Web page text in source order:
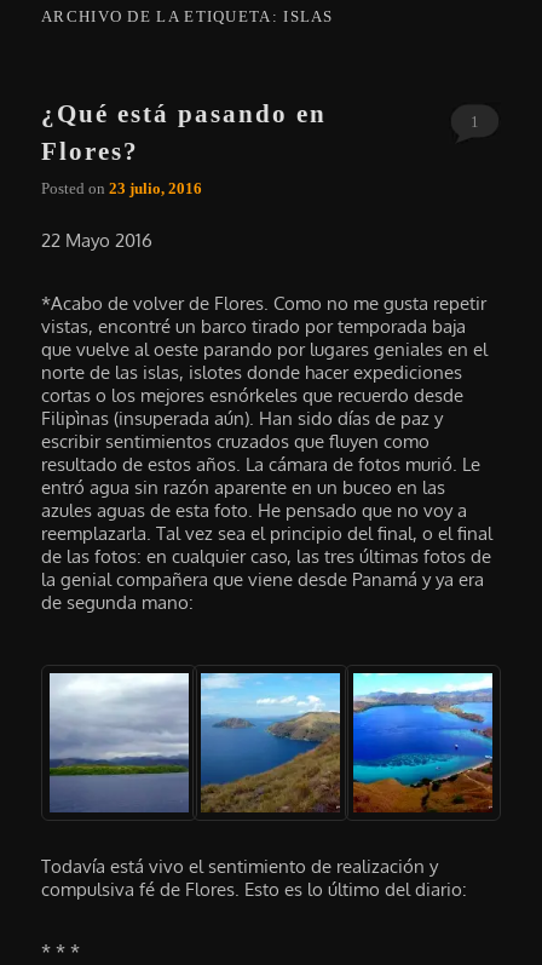
ARCHIVO DE LA ETIQUETA:ISLAS
¿Qué está pasando en
Flores?
Posted on23 julio, 2016
1
22 Mayo 2016
*Acabo de volver de Flores. Como no me gusta repetir
vistas, encontré un barco tirado por temporada baja
que vuelve al oeste parando por lugares geniales en el
norte de las islas, islotes donde hacer expediciones
cortas o los mejores esnórkeles que recuerdo desde
Filipìnas (insuperada aún). Han sido días de paz y
escribir sentimientos cruzados que fluyen como
resultado de estos años. La cámara de fotos murió. Le
entró agua sin razón aparente en un buceo en las
azules aguas de esta foto. He pensado que no voy a
reemplazarla. Tal vez sea el principio del final, o el final
de las fotos: en cualquier caso, las tres últimas fotos de
la genial compañera que viene desde Panamá y ya era
de segunda mano:
Todavía está vivo el sentimiento de realización y
compulsiva fé de Flores. Esto es lo último del diario:
* * *